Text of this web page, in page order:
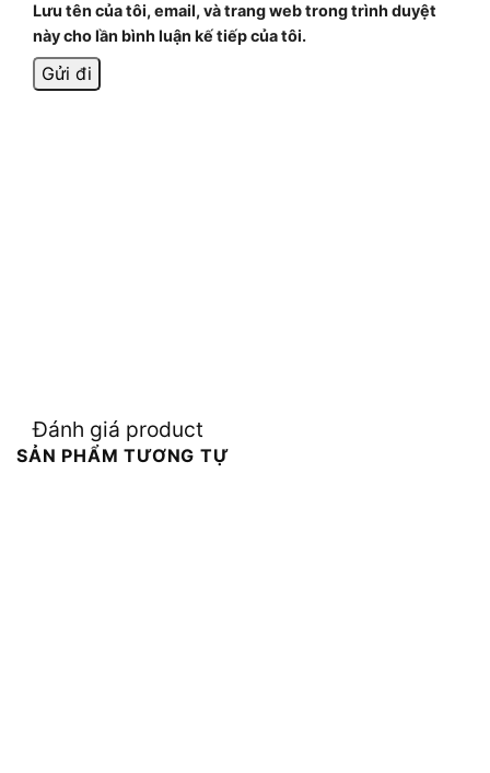
Lưu tên của tôi, email, và trang web trong trình duyệt
này cho lần bình luận kế tiếp của tôi.
Đánh giá product
SẢN PHẨM TƯƠNG TỰ